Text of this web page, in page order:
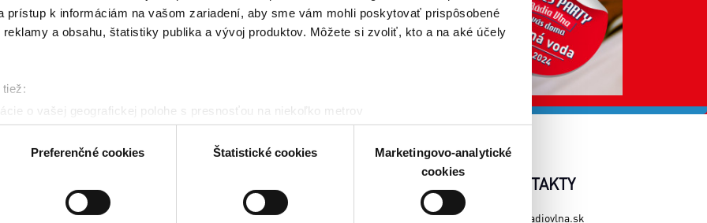
prístup k informáciám na vašom zariadení, aby sme vám mohli poskytovať prispôsobené
a obsahu, štatistiky publika a vývoj produktov. Môžete si zvoliť, kto a na aké účely
o vašej geografickej polohe s presnosťou na niekoľko metrov
aktívnym skenovaním konkrétnych charakteristík (odtlačky prstov).
vaše osobné údaje, nájdete v časti s vašimi nastaveniami. Súhlas môžete
Aktívnym nastavením nám udelíte súhlas s využívaním štatistických a marketingovo-
Preferenčné cookies Štatistické cookies
Marketingovo-analytické
cookies
DOBRÉ RÁNO S DOMINIKOU A MARTINOM
KONTAKTY
www.radiovlna.sk